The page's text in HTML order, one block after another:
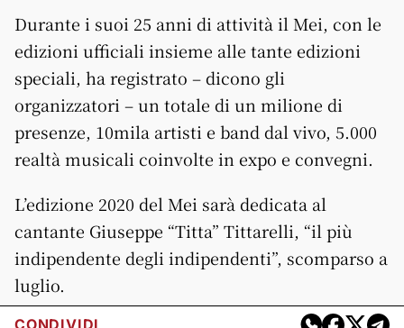
Durante i suoi 25 anni di attività il Mei, con le
edizioni ufficiali insieme alle tante edizioni
speciali, ha registrato – dicono gli
organizzatori – un totale di un milione di
presenze, 10mila artisti e band dal vivo, 5.000
realtà musicali coinvolte in expo e convegni.
L’edizione 2020 del Mei sarà dedicata al
cantante Giuseppe “Titta” Tittarelli, “il più
indipendente degli indipendenti”, scomparso a
luglio.